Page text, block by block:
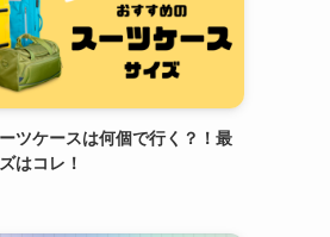
ツケースは何個で行く？！最
はコレ！